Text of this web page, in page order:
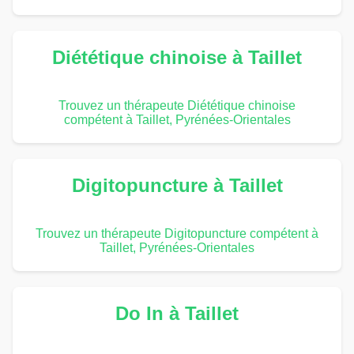
Diététique chinoise à Taillet
Trouvez un thérapeute Diététique chinoise
compétent à Taillet, Pyrénées-Orientales
Digitopuncture à Taillet
Trouvez un thérapeute Digitopuncture compétent à
Taillet, Pyrénées-Orientales
Do In à Taillet